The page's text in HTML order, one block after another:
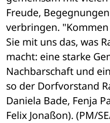
Freude,
verbringen.
Sie mit uns das, was
macht: eine starke
Nachbarschaft und
so der Dorfvorstand
Daniela Bade, Fenja
Felix Jonaßon). (PM/